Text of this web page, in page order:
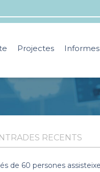
Projectes Informes
RECENTS
de 60 persones